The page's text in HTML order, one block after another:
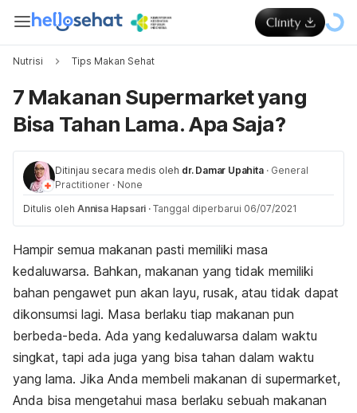
Nutrisi Tips Makan Sehat
7 Makanan Supermarket yang
Bisa Tahan Lama. Apa Saja?
Ditinjau secara medis oleh dr. Damar Upahita · General
Practitioner · None
Ditulis oleh Annisa Hapsari · Tanggal diperbarui 06/07/2021
Hampir semua makanan pasti memiliki masa
kedaluwarsa. Bahkan, makanan yang tidak memiliki
bahan pengawet pun akan layu, rusak, atau tidak dapat
dikonsumsi lagi. Masa berlaku tiap makanan pun
berbeda-beda. Ada yang kedaluwarsa dalam waktu
singkat, tapi ada juga yang bisa tahan dalam waktu
yang lama. Jika Anda membeli makanan di supermarket,
Anda bisa mengetahui masa berlaku sebuah makanan